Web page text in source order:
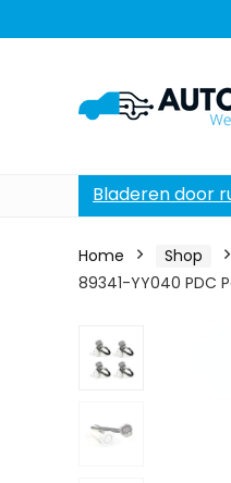
Bladeren door
Home Shop
89341-YY040 PDC